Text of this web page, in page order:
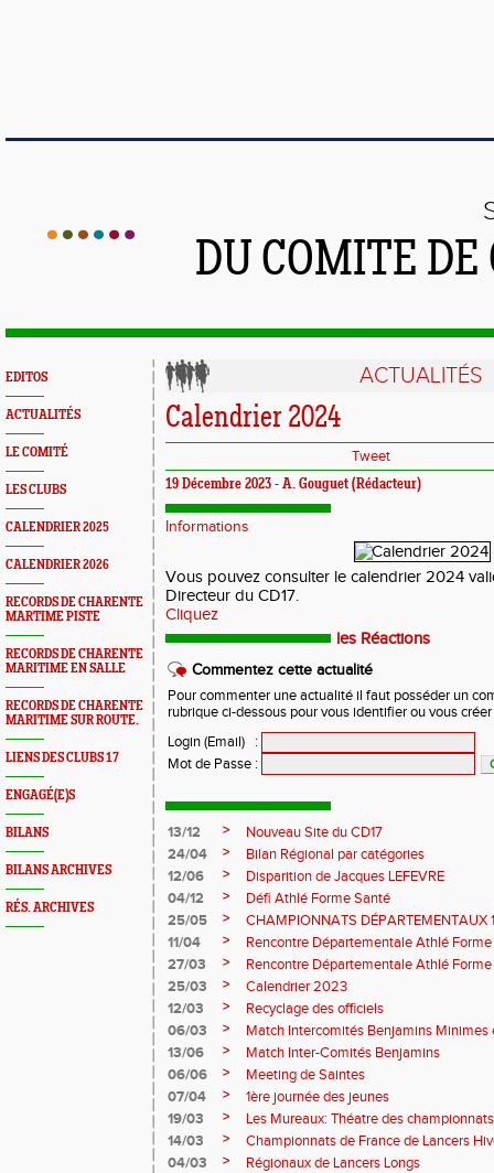
DU COMITE
EDITOS
ACTUALITÉS
LE COMITÉ
LES CLUBS
CALENDRIER 2025
CALENDRIER 2026
RECORDS DE CHARENTE
MARTIME PISTE
RECORDS DE CHARENTE
MARITIME EN SALLE
RECORDS DE CHARENTE
MARITIME SUR ROUTE.
LIENS DES CLUBS 17
ENGAGÉ(E)S
BILANS
BILANS ARCHIVES
RÉS. ARCHIVES
ACTUALITÉS
Calendrier 2024
Tweet
19 Décembre 2023 - A. Gouguet (Rédacteur)
Informations
Vous pouvez consulter le calendrier 2024
Directeur du CD17.
Cliquez
les Réactions
Commentez cette actualité
Pour commenter une actualité il faut posséder un
rubrique ci-dessous pour vous identifier ou vous
Login (Email)
:
Mot de Passe :
13/12 >
Nouveau Site du CD17
24/04
>
Bilan Régional par catégories
12/06
>
Disparition de Jacques LEFEVRE
04/12
>
Défi Athlé Forme Santé
25/05
>
CHAMPIONNATS DÉPARTEMENTAUX
11/04
>
Rencontre Départementale Athlé
27/03
>
Rencontre Départementale Athlé
25/03
>
Calendrier 2023
12/03
>
Recyclage des officiels
06/03
>
Match Intercomités Benjamins Minimes
13/06
>
Match Inter-Comités Benjamins
06/06
>
Meeting de Saintes
07/04
>
1ère journée des jeunes
19/03
>
Les Mureaux: Théatre des
14/03
>
Championnats de France de Lancers
04/03
>
Régionaux de Lancers Longs